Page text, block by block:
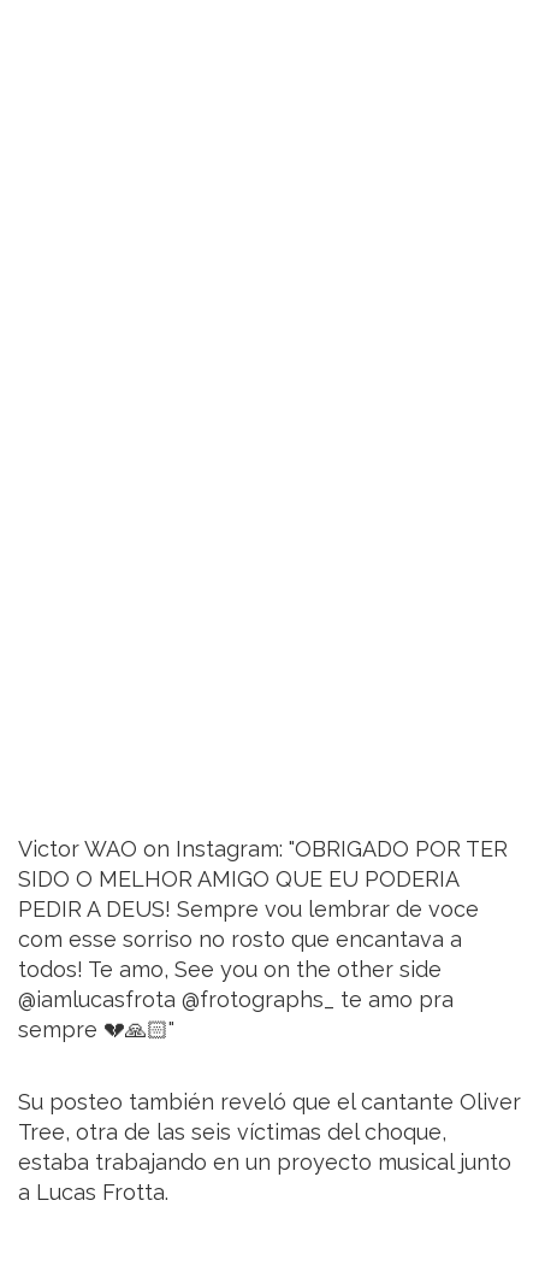
Victor WAO on Instagram: "OBRIGADO POR TER
SIDO O MELHOR AMIGO QUE EU PODERIA
PEDIR A DEUS! Sempre vou lembrar de voce
com esse sorriso no rosto que encantava a
todos! Te amo, See you on the other side
@iamlucasfrota @frotographs_ te amo pra
sempre 💔🙏🏻"
Su posteo también reveló que el cantante Oliver
Tree, otra de las seis víctimas del choque,
estaba trabajando en un proyecto musical junto
a Lucas Frotta.